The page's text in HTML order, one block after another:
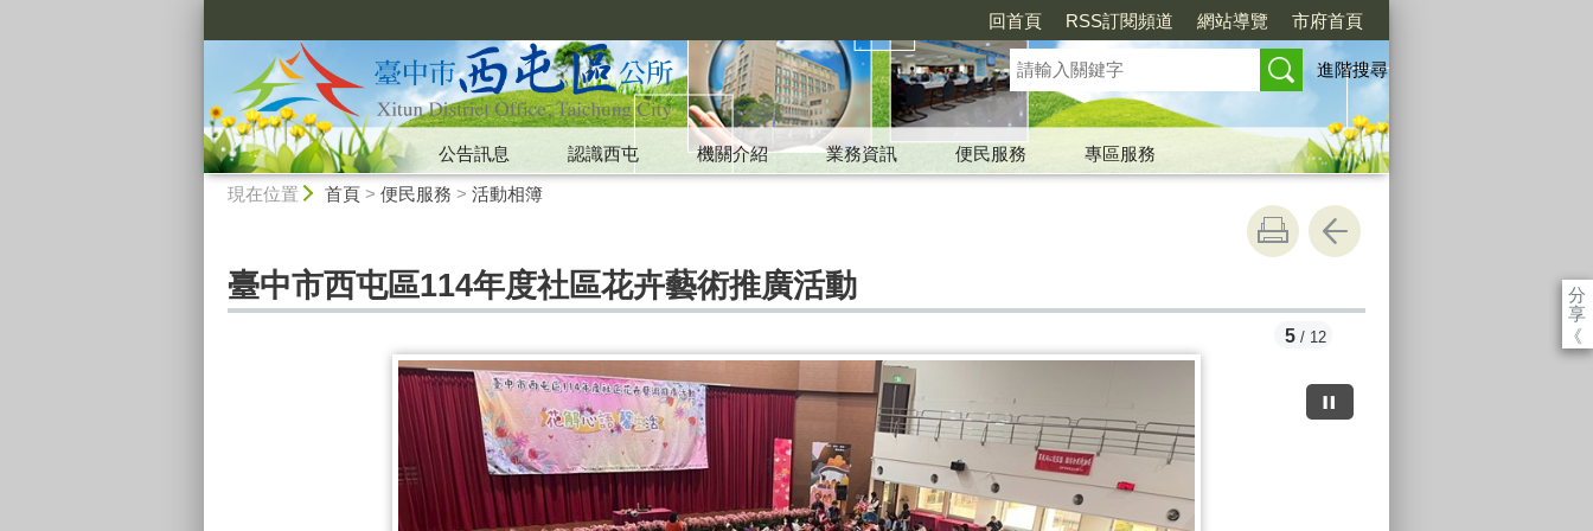
回首頁 RSS訂閱頻道 網站導覽 市府首頁
進階搜尋
公告訊息 認識西屯 機關介紹 業務資訊 便民服務
專區服務
現在位置 首頁> 便民服務 > 活動相簿
分
享
《
臺中市西屯區114年度社區花卉藝術推廣活動
5 / 12